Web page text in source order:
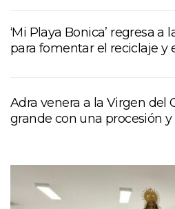
‘Mi Playa Bonica’ regresa a
para fomentar el reciclaje y
Adra venera a la Virgen del
grande con una procesión